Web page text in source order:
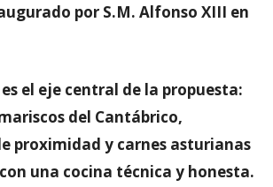
por S.M. Alfonso XIII en
el eje central de la propuesta:
del Cantábrico,
proximidad y carnes asturianas
una cocina técnica y honesta.